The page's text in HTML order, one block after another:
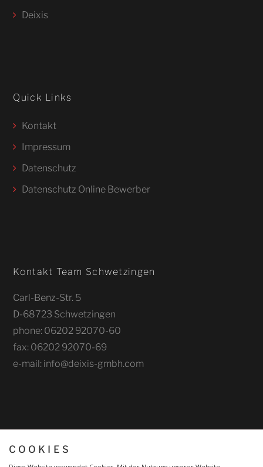
COOKIES
Deixis
Quick Links
Kontakt
Impressum
Datenschutz
Datenschutz Online Bewerber
Kontakt Team Schwetzingen
Carl-Benz-Str. 5
D-68723 Schwetzingen
phone: 06202 92070-60
fax: 06202 92070-69
e-mail: info@deixis-gmbh.com